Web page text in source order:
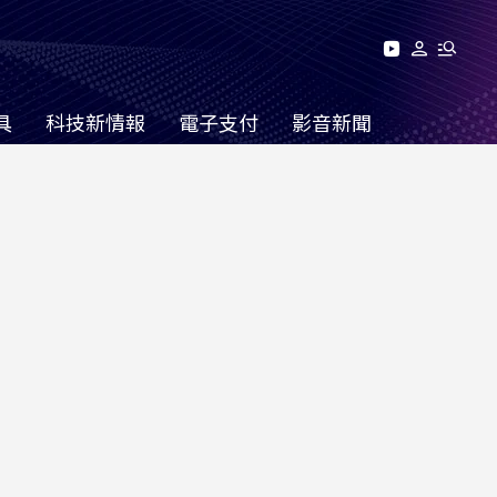
科技新情報 電子支付 影音新聞